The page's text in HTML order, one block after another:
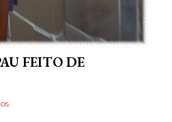
FEITO DE